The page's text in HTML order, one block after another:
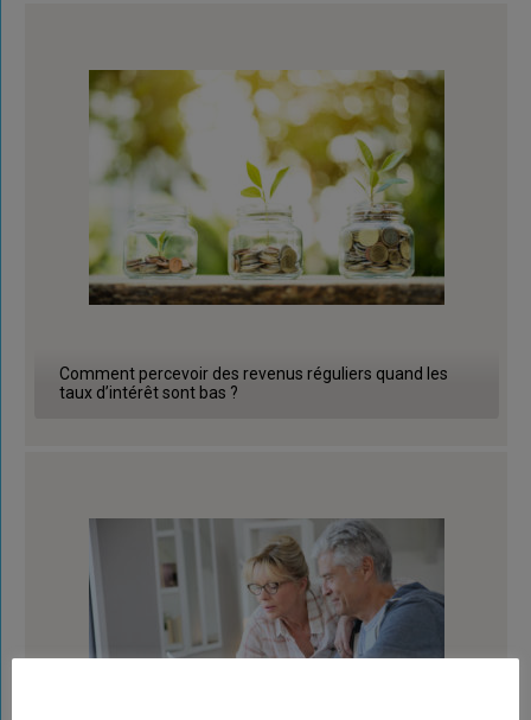
Comment percevoir des revenus réguliers quand les
taux d’intérêt sont bas ?